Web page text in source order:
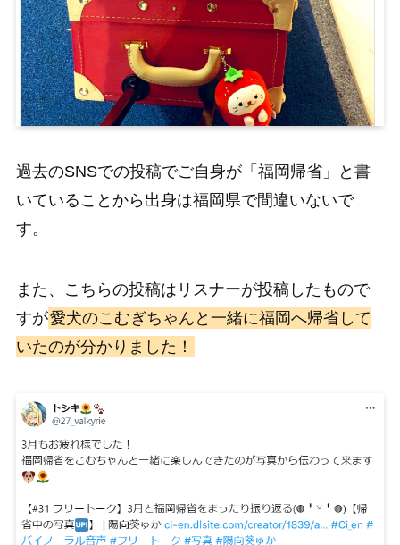
過去のSNSでの投稿でご自身が「福岡帰省」と書
いていることから出身は福岡県で間違いないで
す。
また、こちらの投稿はリスナーが投稿したもので
すが愛犬のこむぎちゃんと一緒に福岡へ帰省して
いたのが分かりました！